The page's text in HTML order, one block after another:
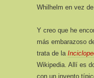
Whilhelm en vez
Y creo que he
más embarazoso
trata de la
Wikipedia. Allí es
con un invento